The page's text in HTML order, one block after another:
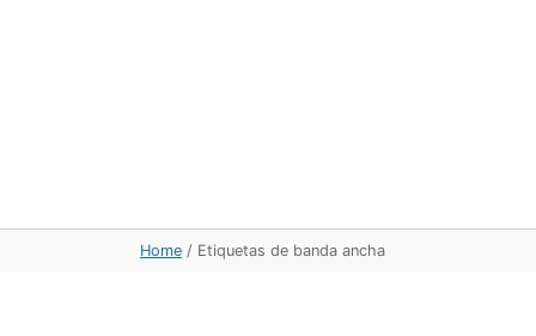
Home / Etiquetas de banda ancha